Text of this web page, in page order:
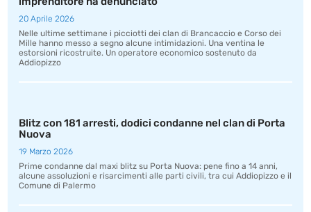
20 Aprile 2026
Nelle ultime settimane i picciotti dei clan di Brancaccio e Corso dei
Mille hanno messo a segno alcune intimidazioni. Una ventina le
estorsioni ricostruite. Un operatore economico sostenuto da
Addiopizzo
Blitz con 181 arresti, dodici condanne nel clan di Porta
Nuova
19 Marzo 2026
Prime condanne dal maxi blitz su Porta Nuova: pene fino a 14 anni,
alcune assoluzioni e risarcimenti alle parti civili, tra cui Addiopizzo e il
Comune di Palermo